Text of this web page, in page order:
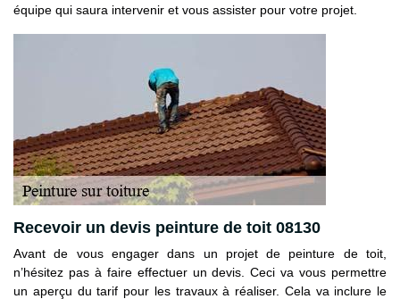
équipe qui saura intervenir et vous assister pour votre projet.
Recevoir un devis peinture de toit 08130
Avant de vous engager dans un projet de peinture de toit,
n’hésitez pas à faire effectuer un devis. Ceci va vous permettre
un aperçu du tarif pour les travaux à réaliser. Cela va inclure le